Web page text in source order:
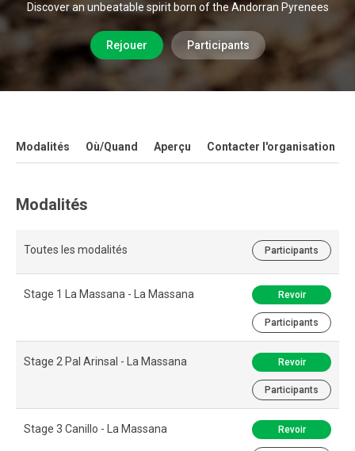
Discover an unbeatable spirit born of the Andorran Pyrenees
Rejouer Participants
Modalités Où/Quand Aperçu Contacter l'organisation
Modalités
Toutes les modalités Participants
Stage 1 La Massana - La Massana Revoir
Participants
Stage 2 Pal Arinsal - La Massana Revoir
Participants
Stage 3 Canillo - La Massana Revoir